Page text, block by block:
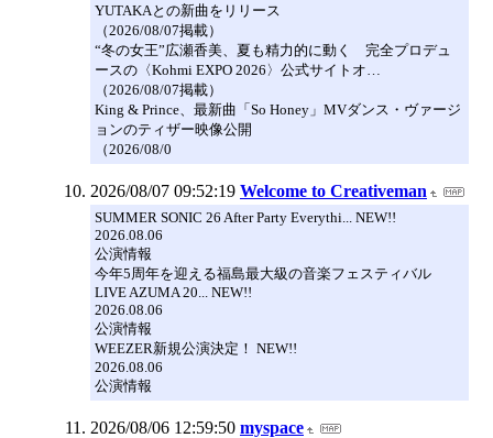
YUTAKAとの新曲をリリース
（2026/08/07掲載）
“冬の女王”広瀬香美、夏も精力的に動く 完全プロデュ
ースの〈Kohmi EXPO 2026〉公式サイトオ…
（2026/08/07掲載）
King & Prince、最新曲「So Honey」MVダンス・ヴァージ
ョンのティザー映像公開
（2026/08/0
2026/08/07 09:52:19 Welcome to Creativeman
SUMMER SONIC 26 After Party Everythi... NEW!!
2026.08.06
公演情報
今年5周年を迎える福島最大級の音楽フェスティバル
LIVE AZUMA 20... NEW!!
2026.08.06
公演情報
WEEZER新規公演決定！ NEW!!
2026.08.06
公演情報
2026/08/06 12:59:50 myspace